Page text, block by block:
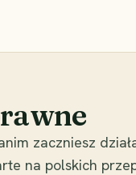
zaczniesz
na polskich